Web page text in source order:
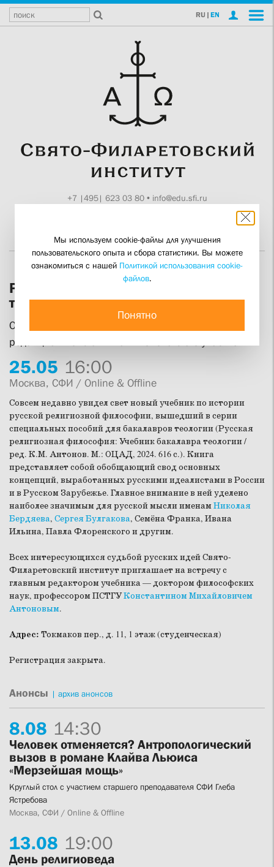
RU | EN
+7 |495| 623 03 80• info@edu.sfi.ru
Русская религиозная философия для
теологов
Обсуждение учебника для бакалавров теологии под
редакцией Константина Антонова с его участием
25.05 16:00
Москва, СФИ / Online & Offline
Совсем недавно увидел свет новый учебник по истории
русской религиозной философии, вышедший в серии
специальных пособий для бакалавров теологии (Русская
религиозная философия: Учебник бакалавра теологии /
ред. К.М. Антонов. М.: ОЦАД, 2024. 616 с.). Книга
представляет собой обобщающий свод основных
концепций, выработанных русскими идеалистами в России
и в Русском Зарубежье. Главное внимание в ней уделено
наиболее значимым для русской мысли именамНиколая
Бердяева, Сергея Булгакова, Семёна Франка, Ивана
Ильина, Павла Флоренского и другим.
Всех интересующихся судьбой русских идей Свято-
Филаретовский институт приглашает на встречу с
главным редактором учебника — доктором философских
наук, профессором ПСТГУКонстантином Михайловичем
Антоновым.
Адрес: Токмаков пер., д. 11, 1 этаж (студенческая)
Регистрация закрыта.
Анонсы | архив анонсов
8.08 14:30
Человек отменяется? Антропологический
вызов в романе Клайва Льюиса
«Мерзейшая мощь»
Круглый стол с участием старшего преподавателя СФИ Глеба
Ястребова
Москва, СФИ / Online & Offline
13.08 19:00
День религиоведа
Мы используем cookie-файлы для улучшения
пользовательского опыта и сбора статистики. Вы можете
ознакомиться с нашей Политикой использования cookie-
файлов.
Понятно